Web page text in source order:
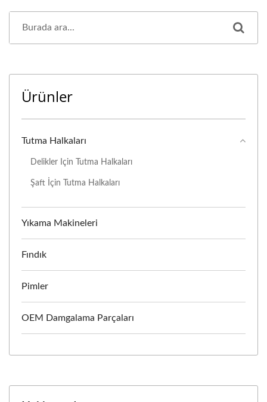
Ürünler
Tutma Halkaları
Delikler Için Tutma Halkaları
Şaft İçin Tutma Halkaları
Yıkama Makineleri
Fındık
Pimler
OEM Damgalama Parçaları